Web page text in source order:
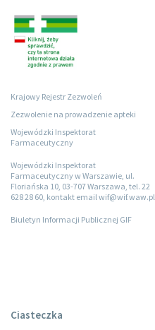
Krajowy Rejestr Zezwoleń
Zezwolenie na prowadzenie apteki
Wojewódzki Inspektorat
Farmaceutyczny
Wojewódzki Inspektorat
Farmaceutyczny w Warszawie, ul.
Floriańska 10, 03-707 Warszawa, tel. 22
628 28 60, kontakt email wif@wif.waw.pl
Biuletyn Informacji Publicznej GIF
Ciasteczka